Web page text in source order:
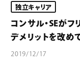
独立キャリア
コンサル・SEがフ
デメリットを改め
2019/12/17